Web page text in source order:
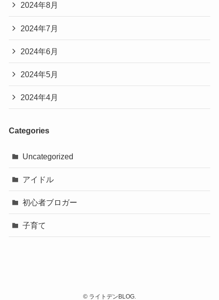
2024年8月
2024年7月
2024年6月
2024年5月
2024年4月
Categories
Uncategorized
アイドル
初心者ブロガー
子育て
© ライトデンBLOG.